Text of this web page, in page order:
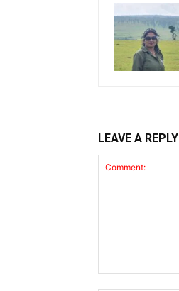
LEAVE A REPLY